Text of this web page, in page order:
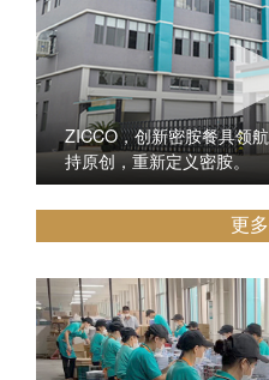
ZICCO，创新密胺餐具领
持原创，重新定义密胺。
更